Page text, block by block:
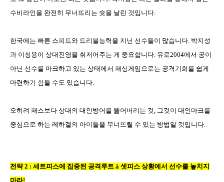
수비라인을 완전히 무너뜨리는 슛을 날린 것입니다.
한국에는 빠른 스피드와 드리블능력을 지닌 선수들이 많습니다. 박지성
과 이청용이 상대진영을 휘저어주는 게 중요합니다. 유로2004에서 공이
아닌 선수를 마크하고 있는 상태에서 패싱게임으로는 공격기회를 쉽게
마련하기 힘들 수도 있습니다.
오히려 패스보다 상대의 대인방어를 뚫어버리는 것, 그것이 대인마크를
중심으로 하는 레하겔의 아이들을 무너뜨릴 수 있는 방법일 것입니다.
전략2 : 세트피스에 집중된 공격루트 à 셋피스 상황에서 선수를 놓치지
마라!